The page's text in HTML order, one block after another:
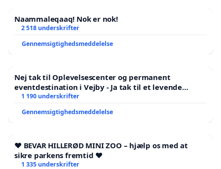
Naammaleqaaq! Nok er nok!
2 518 underskrifter
Gennemsigtighedsmeddelelse
Nej tak til Oplevelsescenter og permanent
eventdestination i Vejby - Ja tak til et levende
lokalområde i balance
1 190 underskrifter
Gennemsigtighedsmeddelelse
❤️ BEVAR HILLERØD MINI ZOO – hjælp os med at
sikre parkens fremtid ❤️
1 335 underskrifter